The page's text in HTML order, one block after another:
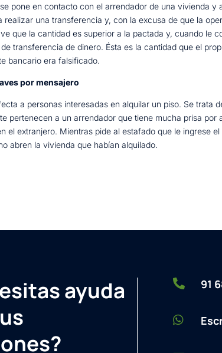
pone en contacto con el arrendador de una vivienda
realizar una transferencia y, con la excusa de que la
que la cantidad es superior a la pactada y, cuando le
transferencia de dinero. Ésta es la cantidad que el
bancario era falsificado.
por mensajero
a personas interesadas en alquilar un piso. Se
pertenecen a un arrendador que tiene mucha prisa
el extranjero. Mientras pide al estafado que le ingrese
abren la vivienda que habían alquilado.
ayuda
 91
